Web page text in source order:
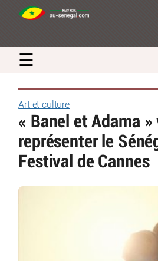
☰
Art et culture
« Banel et Adama »
représenter le
Festival de Cannes